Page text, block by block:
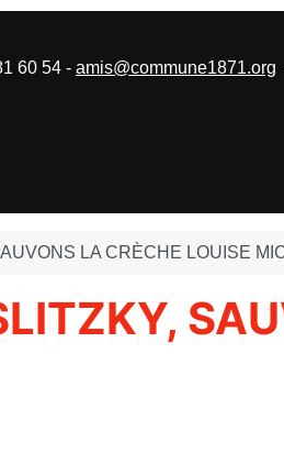
LA CRÈCHE LOUISE
60 54 - amis@commune1871.org